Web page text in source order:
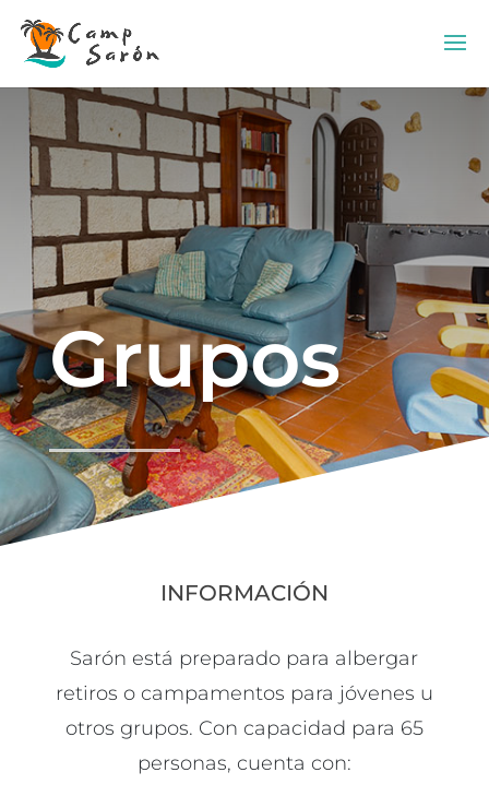
Grupos
INFORMACIÓN
Sarón está preparado para albergar
retiros o campamentos para jóvenes u
otros grupos. Con capacidad para 65
personas, cuenta con: